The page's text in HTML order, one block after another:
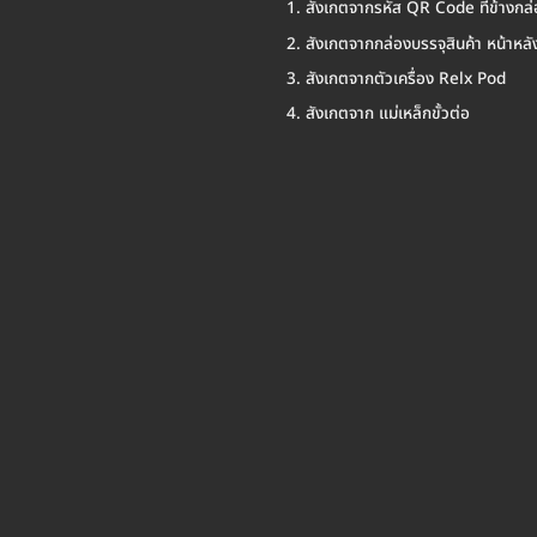
สังเกตจากรหัส QR Code ที่ข้างก
สังเกตจากกล่องบรรจุสินค้า หน้าหลั
สังเกตจากตัวเครื่อง Relx Pod
สังเกตจาก แม่เหล็กขั้วต่อ